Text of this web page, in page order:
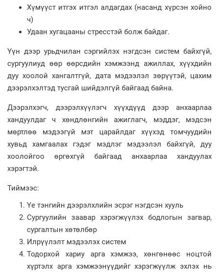
Хүмүүст итгэх итгэл алдагдах (насанд хүрсэн хойно
ч)
Удаан хугацааны стресстэй болж байдаг.
Үүн дээр урьдчилан сэргийлэх нэгдсэн систем байхгүй,
сургуулиуд өөр өөрсдийн хэмжээнд ажиллах, хүүхдийн
дуу хоолой хангалтгүй, дата мэдээлэл зөрүүтэй, цахим
дээрэлхэлтэд тусгай шийдэлгүй байгаад байна.
Дээрэлхэгч, дээрэлхүүлэгч хүүхдүүд дээр анхаарлаа
хандуулдаг ч хөндлөнгийн ажиглагч, мэддэг, мэдсэн
мөртлөө мэдээгүй мэт царайлдаг хүүхэд томчуудийн
хувьд хамгаалах гэдэг мэдлэг мэдээлэл байхгүй, дуу
хоолойгоо өргөхгүй байгаад анхаарлаа хандуулах
хэрэгтэй.
Тиймээс:
Үе тэнгийн дээрэлхлийн эсрэг нэгдсэн хууль
Сургуулийн заавар хэрэгжүүлэх бодлогын загвар,
сургалтын хөтөлбөр
Илрүүлэлт мэдээлэх систем
Тодорхой хариу арга хэмжээ, хөнгөнөөс ноцтой
хүртэлх арга хэмжээнүүдийг хэрэгжүүлж эхлэх нь